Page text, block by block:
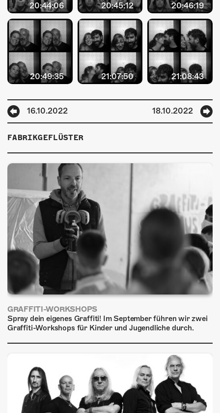
20:44:06 20:45:12 20:46:19
20:49:35 21:07:50 21:08:43
16.10.2022 18.10.2022
FABRIKGEFLÜSTER
GRAFFITI-WORKSHOPS
Spray dein eigenes Graffiti! Im September führen wir zwei
Graffiti-Workshops für Kinder und Jugendliche durch.